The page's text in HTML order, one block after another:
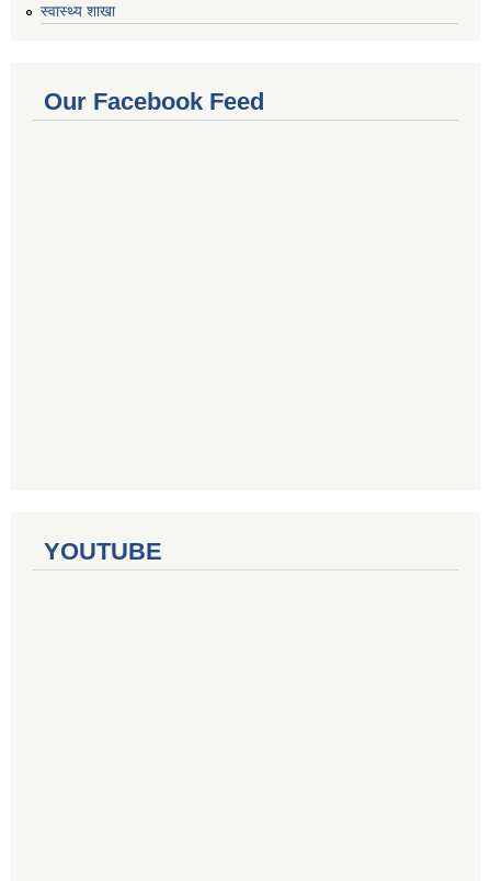
स्वास्थ्य शाखा
Our Facebook Feed
YOUTUBE